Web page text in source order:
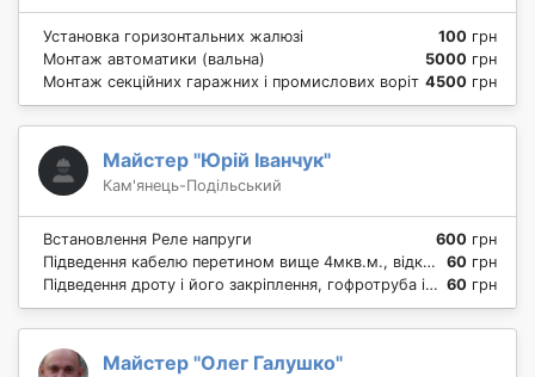
Установка горизонтальних жалюзі 100 грн
Монтаж автоматики (вальна)
5000 грн
Монтаж секційних гаражних і промислових воріт 4500 грн
Майстер "Юрій Іванчук"
Кам'янець-Подільський
Встановлення Реле напруги 600 грн
Підведення кабелю перетином вище 4мкв.м., відкрита проводка
60 грн
Підведення дроту і його закріплення, гофротруба і т. п. 60 грн
Майстер "Олег Галушко"